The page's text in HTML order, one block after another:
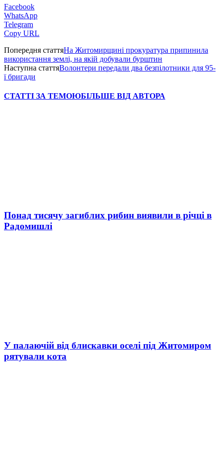
Facebook
WhatsApp
Telegram
Copy URL
Попередня статтяНа Житомирщині прокуратура припинила
використання землі, на якій добували бурштин
Наступна статтяВолонтери передали два безпілотники для 95-
ї бригади
СТАТТІ ЗА ТЕМОЮБІЛЬШЕ ВІД АВТОРА
Понад тисячу загиблих рибин виявили в річці в
Радомишлі
У палаючій від блискавки оселі під Житомиром
рятували кота